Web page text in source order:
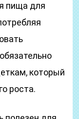
пища для
который
роста.